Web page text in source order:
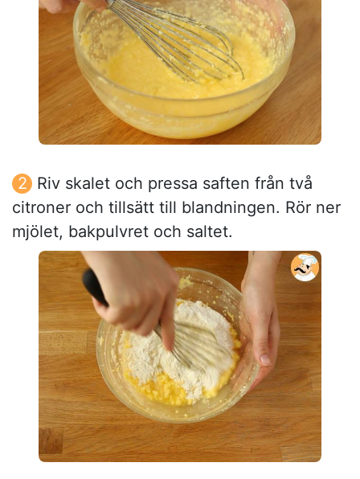
Riv skalet och pressa saften från två
citroner och tillsätt till blandningen. Rör ner
mjölet, bakpulvret och saltet.